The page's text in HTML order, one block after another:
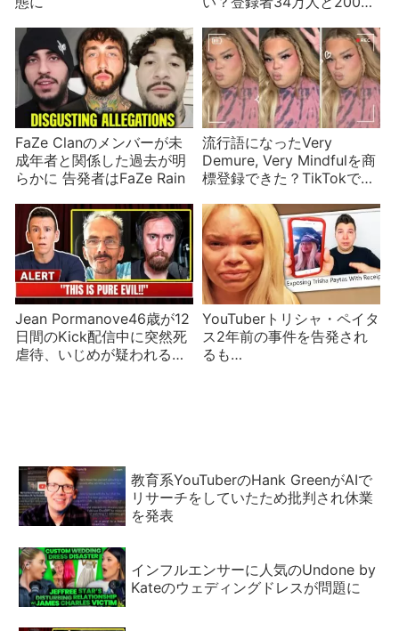
FaZe Clanのメンバーが未
成年者と関係した過去が明
らかに 告発者はFaZe Rain
流行語になったVery
Demure, Very Mindfulを商
標登録できた？TikTokで人
Jean Pormanove46歳が12
日間のKick配信中に突然死
虐待、いじめが疑われるが
YouTuberトリシャ・ペイタ
ス2年前の事件を告発され
るも…
教育系YouTuberのHank GreenがAIで
リサーチをしていたため批判され休業
を発表
インフルエンサーに人気のUndone by
Kateのウェディングドレスが問題に